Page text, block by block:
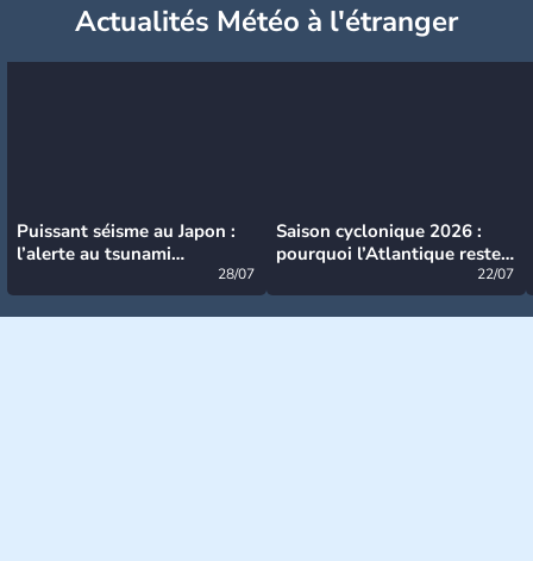
Actualités Météo à l'étranger
Puissant séisme au Japon :
l’alerte au tsunami
28/07
Saison cyclonique 2026 :
pourquoi l’Atlantique reste
22/07